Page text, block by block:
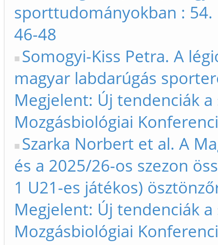
sporttudományokban :
46-48
Somogyi-Kiss Petra. A
magyar labdarúgás
Megjelent: Új tendenciák
Mozgásbiológiai
Szarka Norbert et al. A
és a 2025/26-os szezon
1 U21-es játékos)
Megjelent: Új tendenciák
Mozgásbiológiai